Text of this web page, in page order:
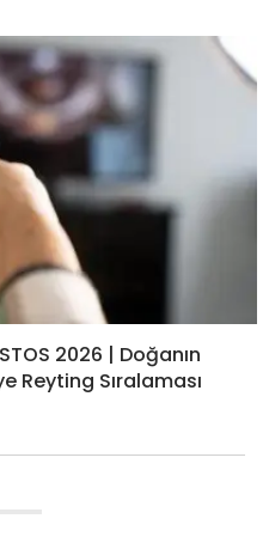
2026 | Doğanın
Reyting Sıralaması